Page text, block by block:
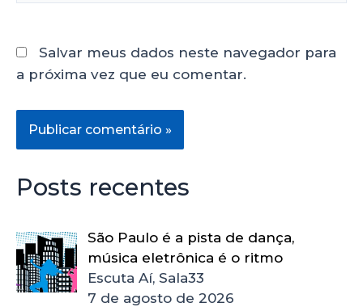
Salvar meus dados neste navegador para
a próxima vez que eu comentar.
Posts recentes
São Paulo é a pista de dança,
música eletrônica é o ritmo
Escuta Aí, Sala33
7 de agosto de 2026